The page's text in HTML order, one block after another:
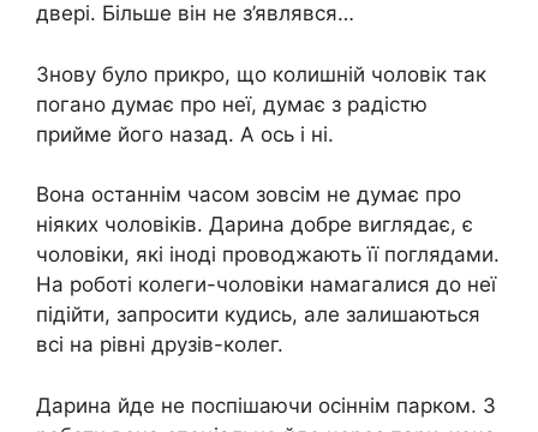
двері. Більше він не з’являвся…
Знову було прикро, що колишній чоловік так
погано думає про неї, думає з радістю
прийме його назад. А ось і ні.
Вона останнім часом зовсім не думає про
ніяких чоловіків. Дарина добре виглядає, є
чоловіки, які іноді проводжають її поглядами.
На роботі колеги-чоловіки намагалися до неї
підійти, запросити кудись, але залишаються
всі на рівні друзів-колег.
Дарина йде не поспішаючи осіннім парком. З